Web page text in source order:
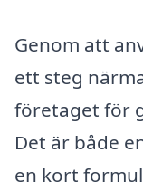
Genom att
ett steg
företaget för
Det är både
en kort